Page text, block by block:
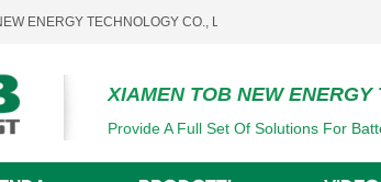
TECHNOLOGY CO., LTD..
XIAMEN TOB NEW ENERGY
Provide A Full Set Of Solutions For